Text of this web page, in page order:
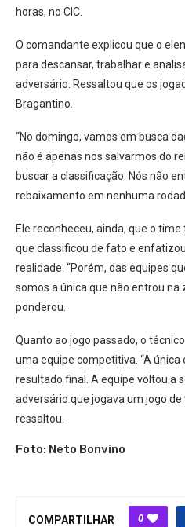
horas, no CIC.
O comandante explicou que o
para descansar, trabalhar e
adversário. Ressaltou que os
Bragantino.
“No domingo, vamos em busca
não é apenas nos salvarmos do
buscar a classificação. Nós não
rebaixamento em nenhuma
Ele reconheceu, ainda, que o
que classificou de fato e
realidade. “Porém, das equipes
somos a única que não entrou na
ponderou.
Quanto ao jogo passado, o
uma equipe competitiva. “A
resultado final. A equipe voltou a
adversário que jogava um jogo
ressaltou.
Foto: Neto Bonvino
COMPARTILHAR 0